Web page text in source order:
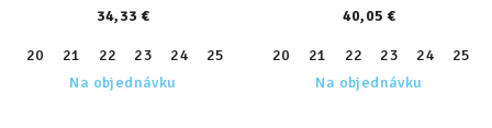
päty
34,33 €
20 21 22 23 24 25 27 28 29 30 31
32
Na objednávku
päty
40,05 €
20 21 22 23 24 25
Na objednávku